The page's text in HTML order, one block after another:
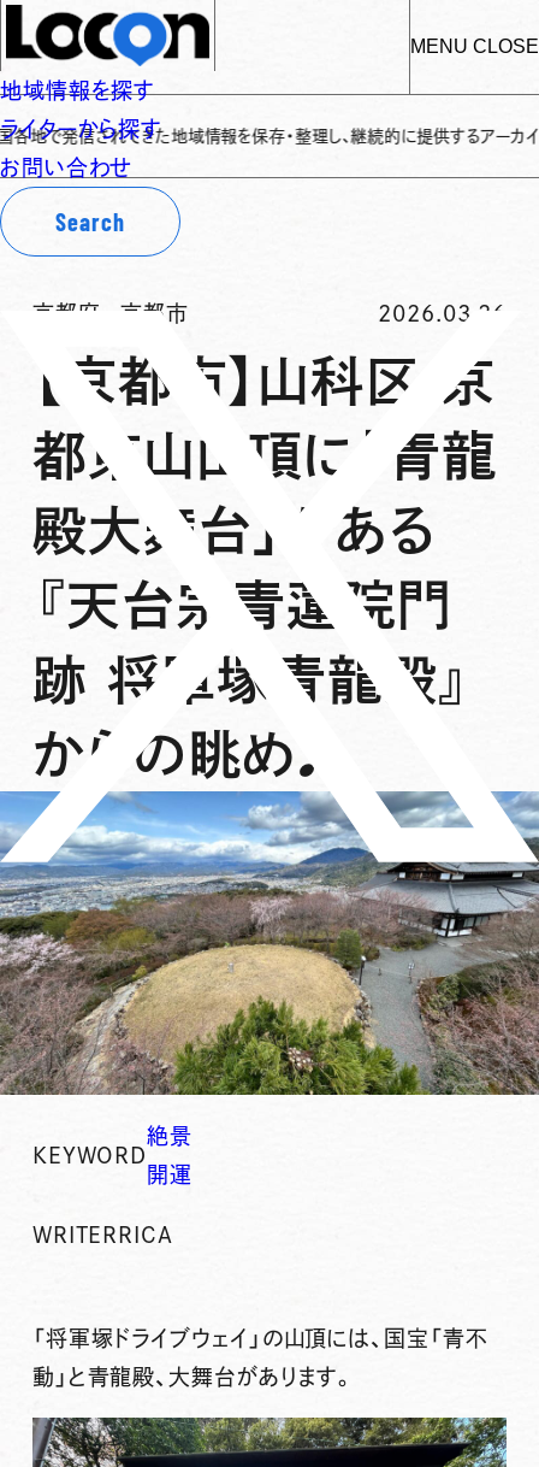
MENU CLOSE
地域情報を探す
ライターから探す
お問い合わせ
Search
てきた地域情報を保存・整理し、継続的に提供するアーカイブサイトです✌
京都府 -京都市 2026.03.26
【京都市】山科区 京
都東山山頂に「青龍
殿大舞台」がある
『天台宗青蓮院門
跡 将軍塚青龍殿』
からの眺め♪
KEYWORD
絶景
開運
WRITER RICA
「将軍塚ドライブウェイ」の山頂には、国宝「青不
動」と青龍殿、大舞台があります。